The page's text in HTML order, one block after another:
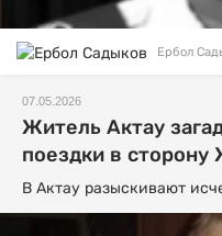
Ербол
07.05.2026
Житель Актау
поездки в сторону
В Актау разыскивают